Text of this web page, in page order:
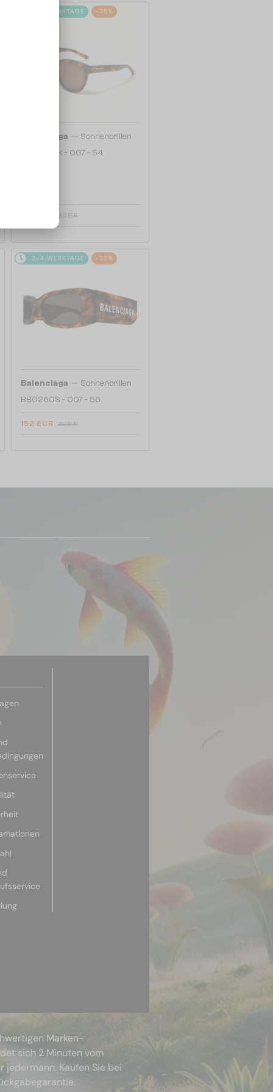
2-4 WERKTAGE -25%
Balenciaga — Sonnenbrillen
BB0077SK - 007 - 54
202 EUR
2-4 WERKTAGE -25%
Balenciaga — Sonnenbrillen
BB0260S - 007 - 56
152 EUR 202 EUR
Marken-
sich 2 Minuten vom
Kaufen Sie bei